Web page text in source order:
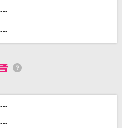
ラウンドから